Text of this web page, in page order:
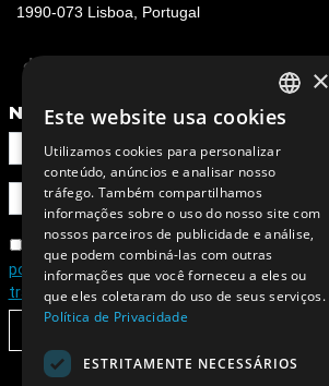
1990-073 Lisboa, Portugal
NEWSLETTER
Concordo com a
política de privacidade e de
tratamento de dados pessoais
PORTUGUESE
ENGLISH
×
Este website usa cookies
Utilizamos cookies para personalizar
conteúdo, anúncios e analisar nosso
tráfego. Também compartilhamos
informações sobre o uso do nosso site com
nossos parceiros de publicidade e análise,
que podem combiná-las com outras
informações que você forneceu a eles ou
que eles coletaram do uso de seus serviços.
Política de Privacidade
ESTRITAMENTE NECESSÁRIOS